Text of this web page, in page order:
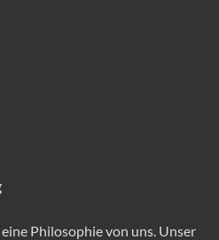
eine Philosophie von uns. Unser